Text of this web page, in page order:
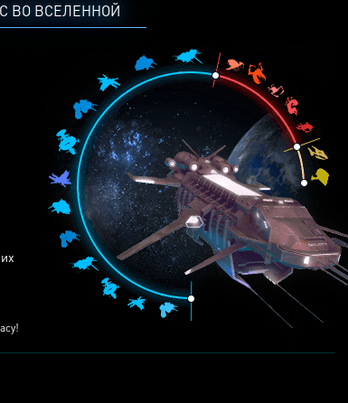
ВО ВСЕЛЕННОЙ